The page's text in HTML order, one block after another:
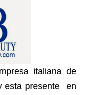
italiana de
esta presente en